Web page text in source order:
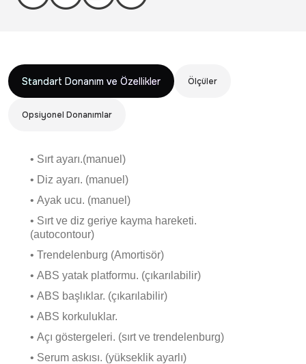
Standart Donanım ve Özellikler Ölçüler
Opsiyonel Donanımlar
• Sırt ayarı.(manuel)
• Diz ayarı. (manuel)
• Ayak ucu. (manuel)
• Sırt ve diz geriye kayma hareketi.
(autocontour)
• Trendelenburg (Amortisör)
• ABS yatak platformu. (çıkarılabilir)
• ABS başlıklar. (çıkarılabilir)
• ABS korkuluklar.
• Açı göstergeleri. (sırt ve trendelenburg)
• Serum askısı. (yükseklik ayarlı)